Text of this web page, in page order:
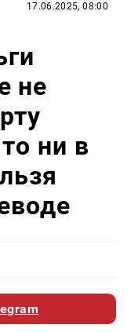
17.06.2025, 08:00
не
ни в